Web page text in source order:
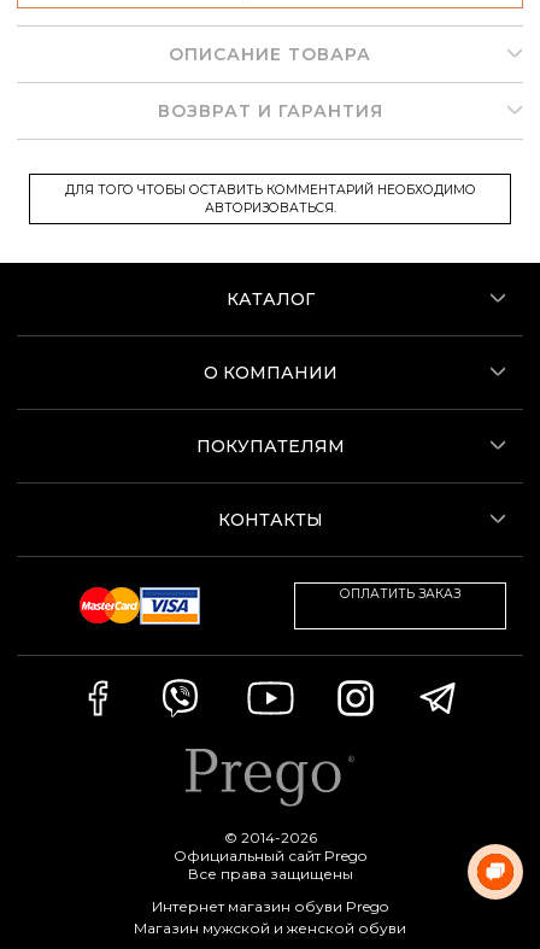
ОПИСАНИЕ ТОВАРА
ВОЗВРАТ И ГАРАНТИЯ
ДЛЯ ТОГО ЧТОБЫ ОСТАВИТЬ КОММЕНТАРИЙ НЕОБХОДИМО
АВТОРИЗОВАТЬСЯ.
КАТАЛОГ
О КОМПАНИИ
ПОКУПАТЕЛЯМ
КОНТАКТЫ
ОПЛАТИТЬ ЗАКАЗ
© 2014-2026
Официальный сайт Prego
Все права защищены
Интернет магазин обуви Prego
Магазин мужской и женской обуви